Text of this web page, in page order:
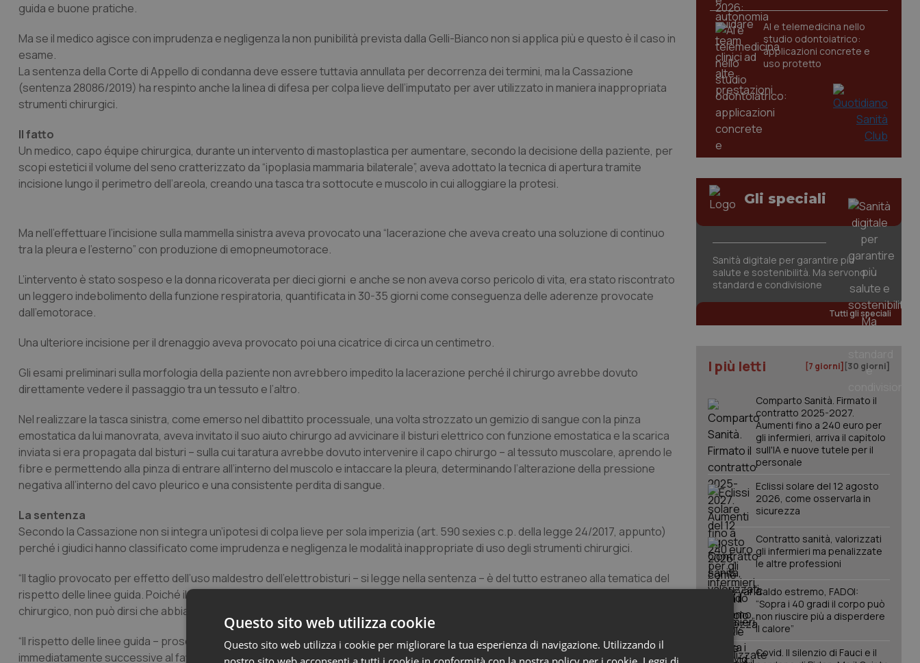
guida e buone pratiche.
Ma se il medico agisce con imprudenza e negligenza la non punibilità prevista dalla Gelli-Bianco non si applica più e questo è il caso in
esame.
La sentenza della Corte di Appello di condanna deve essere tuttavia annullata per decorrenza dei termini, ma la Cassazione
(sentenza 28086/2019) ha respinto anche la linea di difesa per colpa lieve dell’imputato per aver utilizzato in maniera inappropriata
strumenti chirurgici.
Il fatto
Un medico, capo équipe chirurgica, durante un intervento di mastoplastica per aumentare, secondo la decisione della paziente, per
scopi estetici il volume del seno cratterizzato da “ipoplasia mammaria bilaterale”, aveva adottato la tecnica di apertura tramite
incisione lungo il perimetro dell’areola, creando una tasca tra sottocute e muscolo in cui alloggiare la protesi.
Ma nell’effettuare l’incisione sulla mammella sinistra aveva provocato una “lacerazione che aveva creato una soluzione di continuo
tra la pleura e l’esterno” con produzione di emopneumotorace.
L’intervento è stato sospeso e la donna ricoverata per dieci giorni e anche se non aveva corso pericolo di vita, era stato riscontrato
un leggero indebolimento della funzione respiratoria, quantificata in 30-35 giorni come conseguenza delle aderenze provocate
dall’emotorace.
Una ulteriore incisione per il drenaggio aveva provocato poi una cicatrice di circa un centimetro.
Gli esami preliminari sulla morfologia della paziente non avrebbero impedito la lacerazione perché il chirurgo avrebbe dovuto
direttamente vedere il passaggio tra un tessuto e l’altro.
Nel realizzare la tasca sinistra, come emerso nel dibattito processuale, una volta strozzato un gemizio di sangue con la pinza
emostatica da lui manovrata, aveva invitato il suo aiuto chirurgo ad avvicinare il bisturi elettrico con funzione emostatica e la scarica
inviata si era propagata dal bisturi – sulla cui taratura avrebbe dovuto intervenire il capo chirurgo – al tessuto muscolare, aprendo le
fibre e permettendo alla pinza di entrare all’interno del muscolo e intaccare la pleura, determinando l’alterazione della pressione
negativa all’interno del cavo pleurico e una consistente perdita di sangue.
La sentenza
Secondo la Cassazione non si integra un’ipotesi di colpa lieve per sola imperizia (art. 590 sexies c.p. della legge 24/2017, appunto)
perché i giudici hanno classificato come imprudenza e negligenza le modalità inappropriate di uso degli strumenti chirurgici.
“Il taglio provocato per effetto dell’uso maldestro dell’elettrobisturi – si legge nella sentenza – è del tutto estraneo alla tematica del
rispetto delle linee guida. Poiché il medico non ha valutato la conseguenza negativa conosciuta o conoscibile di un intervento
chirurgico, non può dirsi che abbia applicato le linee guida”.
“Il rispetto delle linee guida – prosegue la sentenza – è stato riconosciuto dai giudici di merito nelle condotte del sanitario
immediatamente successive al fatto. (omissis) In considerazione dell’attuazione di tali tempestivi ed efficaci comportamenti il
AI e telemedicina nello
studio odontoiatrico:
applicazioni concrete e
uso protetto
Gli speciali
Sanità digitale per garantire più
salute e sostenibilità. Ma servono
standard e condivisione
Tutti gli speciali
I più letti [7 giorni] [30 giorni]
Comparto Sanità. Firmato il
contratto 2025-2027.
Aumenti fino a 240 euro per
gli infermieri, arriva il capitolo
sull'IA e nuove tutele per il
personale
Eclissi solare del 12 agosto
2026, come osservarla in
sicurezza
Contratto sanità, valorizzati
gli infermieri ma penalizzate
le altre professioni
Caldo estremo, FADOI:
“Sopra i 40 gradi il corpo può
non riuscire più a disperdere
il calore”
Covid. Il silenzio di Fauci e il
Questo sito web utilizza cookie
Questo sito web utilizza i cookie per migliorare la tua esperienza di navigazione. Utilizzando il